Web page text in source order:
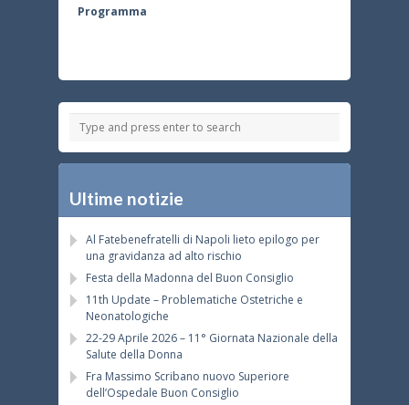
Programma
Ultime notizie
Al Fatebenefratelli di Napoli lieto epilogo per
una gravidanza ad alto rischio
Festa della Madonna del Buon Consiglio
11th Update – Problematiche Ostetriche e
Neonatologiche
22-29 Aprile 2026 – 11° Giornata Nazionale della
Salute della Donna
Fra Massimo Scribano nuovo Superiore
dell’Ospedale Buon Consiglio